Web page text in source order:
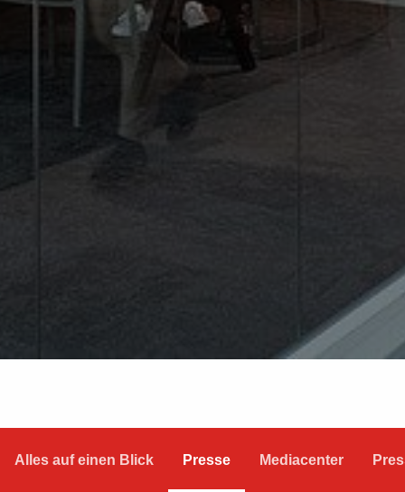
Alles auf einen Blick Presse Mediacenter